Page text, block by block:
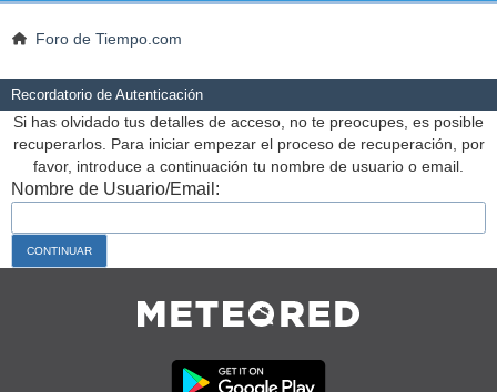
Foro de Tiempo.com
Recordatorio de Autenticación
Si has olvidado tus detalles de acceso, no te preocupes, es posible
recuperarlos. Para iniciar empezar el proceso de recuperación, por
favor, introduce a continuación tu nombre de usuario o email.
Nombre de Usuario/Email: